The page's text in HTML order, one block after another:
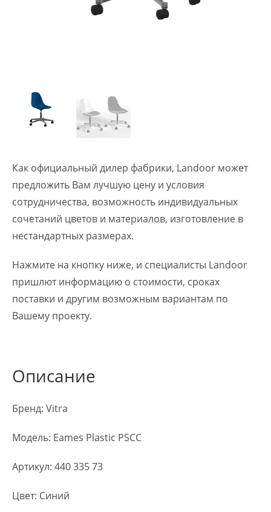
Как официальный дилер фабрики, Landoor может
предложить Вам лучшую цену и условия
сотрудничества, возможность индивидуальных
сочетаний цветов и материалов, изготовление в
нестандартных размерах.
Нажмите на кнопку ниже, и специалисты Landoor
пришлют информацию о стоимости, сроках
поставки и другим возможным вариантам по
Вашему проекту.
Описание
Бренд: Vitra
Модель: Eames Plastic PSCC
Артикул: 440 335 73
Цвет: Синий